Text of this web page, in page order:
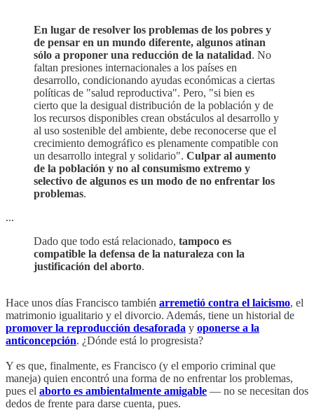
En lugar de resolver los problemas de los pobres y
de pensar en un mundo diferente, algunos atinan
sólo a proponer una reducción de la natalidad. No
faltan presiones internacionales a los países en
desarrollo, condicionando ayudas económicas a ciertas
políticas de "salud reproductiva". Pero, "si bien es
cierto que la desigual distribución de la población y de
los recursos disponibles crean obstáculos al desarrollo y
al uso sostenible del ambiente, debe reconocerse que el
crecimiento demográfico es plenamente compatible con
un desarrollo integral y solidario". Culpar al aumento
de la población y no al consumismo extremo y
selectivo de algunos es un modo de no enfrentar los
problemas.
...
Dado que todo está relacionado, tampoco es
compatible la defensa de la naturaleza con la
justificación del aborto.
Hace unos días Francisco también arremetió contra el laicismo, el
matrimonio igualitario y el divorcio. Además, tiene un historial de
promover la reproducción desaforada y oponerse a la
anticoncepción. ¿Dónde está lo progresista?
Y es que, finalmente, es Francisco (y el emporio criminal que
maneja) quien encontró una forma de no enfrentar los problemas,
pues el aborto es ambientalmente amigable — no se necesitan dos
dedos de frente para darse cuenta, pues.